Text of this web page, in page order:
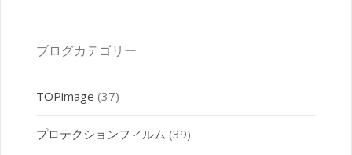
ブログカテゴリー
TOPimage (37)
プロテクションフィルム (39)